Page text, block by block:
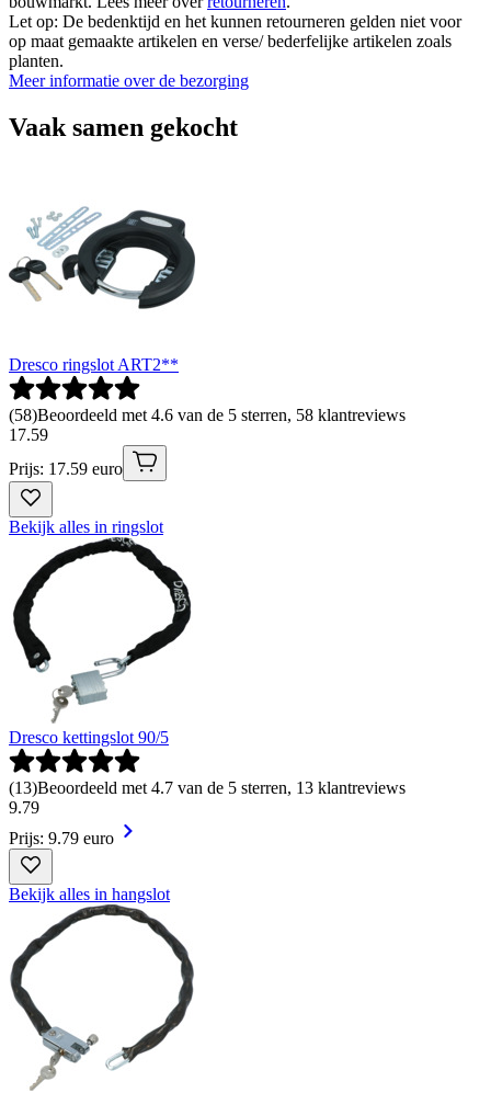
Let op: De bedenktijd en het kunnen retourneren gelden niet voor
op maat gemaakte artikelen en verse/ bederfelijke artikelen zoals
planten.
Meer informatie over de bezorging
Vaak samen gekocht
Dresco ringslot ART2**
(58)Beoordeeld met 4.6 van de 5 sterren, 58 klantreviews
17.59
Prijs: 17.59 euro
Bekijk alles in ringslot
Dresco kettingslot 90/5
(13)Beoordeeld met 4.7 van de 5 sterren, 13 klantreviews
9.79
Prijs: 9.79 euro
Bekijk alles in hangslot